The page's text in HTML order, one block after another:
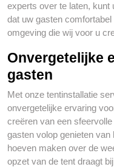
experts over te laten, kunt
dat uw gasten
omgeving die wij voor u
Onvergetelijke
gasten
Met onze tentinstallatie
onvergetelijke ervaring
creëren van een
gasten volop genieten
hoeven maken over de
opzet van de tent draagt